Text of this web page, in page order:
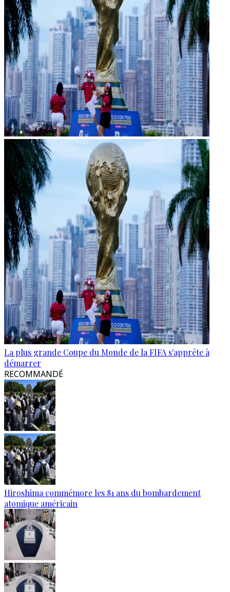
La plus grande Coupe du Monde de la FIFA s'apprête à
démarrer
RECOMMANDÉ
Hiroshima commémore les 81 ans du bombardement
atomique américain